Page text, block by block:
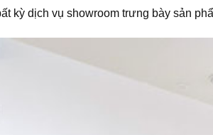
kỳ dịch vụ showroom trưng bày sản